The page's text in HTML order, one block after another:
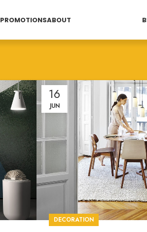
PROMOTIONSABOUT
16
JUN
DECORATION